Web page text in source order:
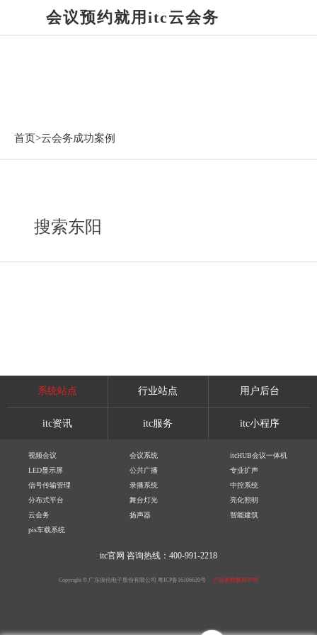
会议预约就用itc云会务
首页>云会务成功案例
搜索东阳
系统站点 行业站点 用户后台
itc资讯 itc服务 itc小程序
视频会议 会议系统
itcHUB会议一体机
LED显示屏
公共广播
专业扩声
信号传输管理
录播系统
中控系统
分布式平台
舞台灯光
亮化照明
云会务
扬声器
智能建筑
pis车载系统
itc官网 咨询热线：400-991-2218
Copyright © 广东保伦电子股份有限公司 粤ICP备16106620号 产品参数解释声明